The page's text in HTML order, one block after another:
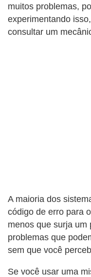
muitos problemas,
experimentando
consultar um
A maioria dos
código de erro para
menos que surja um
problemas que
sem que você
Se você usar uma
v
e
í
e
s
c
o